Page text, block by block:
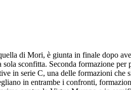
di Mori, è giunta in finale dopo
sconfitta. Seconda formazione
in serie C, una delle formazioni che
in entrambe i confronti,